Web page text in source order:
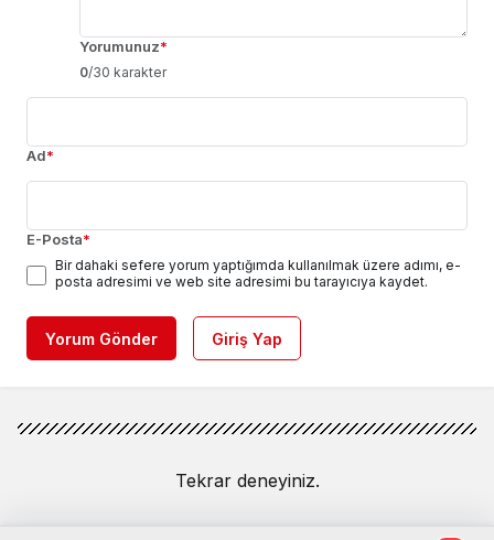
Yorumunuz*
0/30 karakter
Ad*
E-Posta*
Bir dahaki sefere yorum yaptığımda kullanılmak üzere adımı, e-
posta adresimi ve web site adresimi bu tarayıcıya kaydet.
Yorum Gönder Giriş Yap
Tekrar deneyiniz.